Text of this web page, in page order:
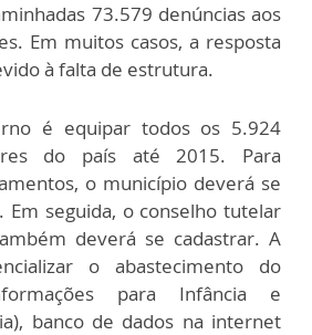
73.579 denúncias aos
Em muitos casos, a resposta
à falta de estrutura.
é equipar todos os 5.924
do país até 2015. Para
o município deverá se
Em seguida, o conselho tutelar
deverá se cadastrar. A
o abastecimento do
para Infância e
banco de dados na internet